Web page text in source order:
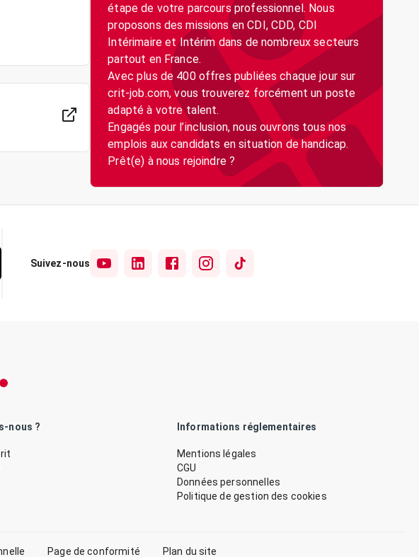
étape de votre parcours professionnel. Nous
proposons des missions en CDI, CDD, CDI
Intérimaire et Intérim dans de nombreux secteurs
partout en France.
Avec plus de 400 offres publiées chaque jour sur
crit-job.com, vous trouverez forcément un poste
adapté à votre talent.
Engagés pour l’inclusion, nous ouvrons tous nos
emplois aux candidats en situation de handicap.
Suivez-nous
nous ? Informations réglementaires
Mentions légales
CGU
Données personnelles
Politique de gestion des cookies
Page de conformité Plan du site